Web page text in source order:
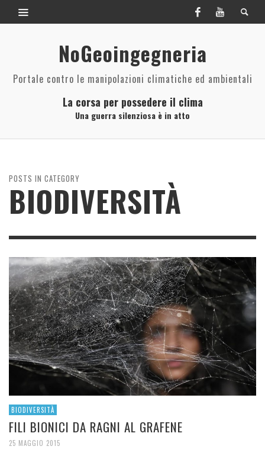
NoGeoingegneria
Portale contro le manipolazioni climatiche ed ambientali
La corsa per possedere il clima
Una guerra silenziosa è in atto
POSTS IN CATEGORY
BIODIVERSITÀ
BIODIVERSITÀ
FILI BIONICI DA RAGNI AL GRAFENE
25 MAGGIO 2015